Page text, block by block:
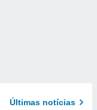
Últimas notícias